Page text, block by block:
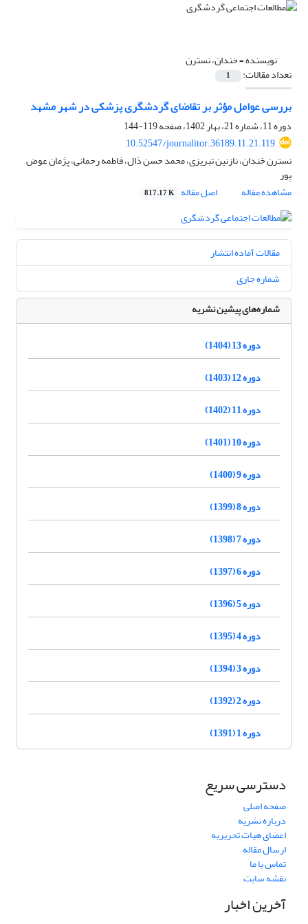
نویسنده =خندان، نسترن
تعداد مقالات: 1
بررسی عوامل مؤثر بر تقاضای گردشگری پزشکی در شهر مشهد
دوره 11، شماره 21، بهار 1402، صفحه
119-144
10.52547/journalitor.36189.11.21.119
نسترن خندان، نازنین تبریزی، محمد حسن ذال، فاطمه رحمانی، پژمان عوض
پور
مشاهده مقاله
اصل مقاله 817.17 K
مقالات آماده انتشار
شماره جاری
شماره‌های پیشین نشریه
دوره 13 (1404)
دوره 12 (1403)
دوره 11 (1402)
دوره 10 (1401)
دوره 9 (1400)
دوره 8 (1399)
دوره 7 (1398)
دوره 6 (1397)
دوره 5 (1396)
دوره 4 (1395)
دوره 3 (1394)
دوره 2 (1392)
دوره 1 (1391)
دسترسی سریع
صفحه اصلی
درباره نشریه
اعضای هیات تحریریه
ارسال مقاله
تماس با ما
نقشه سایت
آخرین اخبار